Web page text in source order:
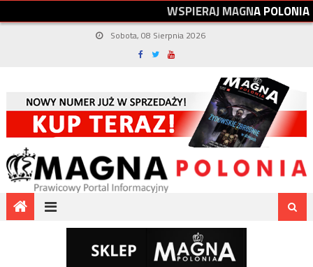
WSPIERAJMAGNAPOLONIA
Sobota, 08 Sierpnia 2026